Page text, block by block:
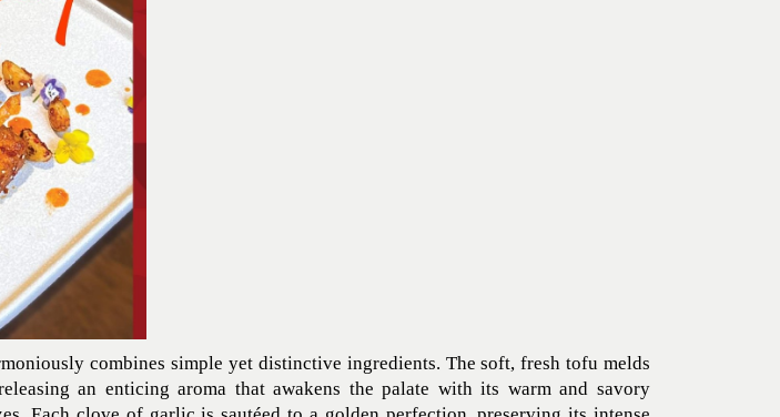
combines simple yet distinctive ingredients. The soft, fresh tofu melds
an enticing aroma that awakens the palate with its warm and savory